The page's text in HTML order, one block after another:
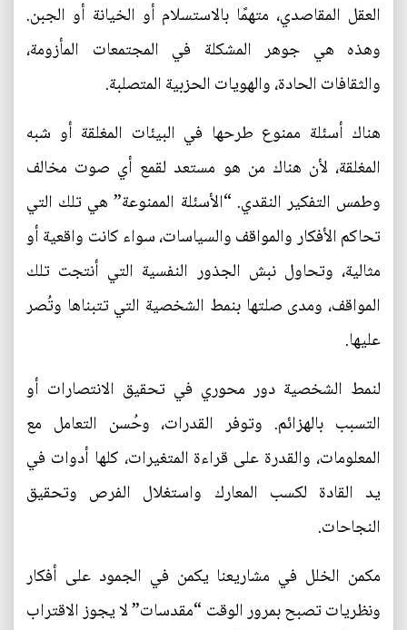
العقل المقاصدي، متهمًا بالاستسلام أو الخيانة أو الجبن.
وهذه هي جوهر المشكلة في المجتمعات المأزومة،
والثقافات الحادة، والهويات الحزبية المتصلبة.
هناك أسئلة ممنوع طرحها في البيئات المغلقة أو شبه
المغلقة، لأن هناك من هو مستعد لقمع أي صوت مخالف
وطمس التفكير النقدي. “الأسئلة الممنوعة” هي تلك التي
تحاكم الأفكار والمواقف والسياسات، سواء كانت واقعية أو
مثالية، وتحاول نبش الجذور النفسية التي أنتجت تلك
المواقف، ومدى صلتها بنمط الشخصية التي تتبناها وتُصر
عليها.
لنمط الشخصية دور محوري في تحقيق الانتصارات أو
التسبب بالهزائم. وتوفر القدرات، وحُسن التعامل مع
المعلومات، والقدرة على قراءة المتغيرات، كلها أدوات في
يد القادة لكسب المعارك واستغلال الفرص وتحقيق
النجاحات.
مكمن الخلل في مشاريعنا يكمن في الجمود على أفكار
ونظريات تصبح بمرور الوقت “مقدسات” لا يجوز الاقتراب